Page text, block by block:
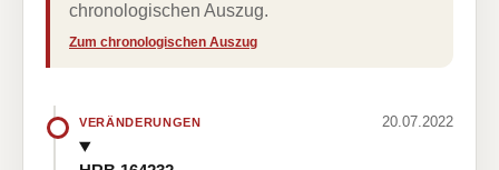
chronologischen Auszug.
Zum chronologischen Auszug
VERÄNDERUNGEN 20.07.2022